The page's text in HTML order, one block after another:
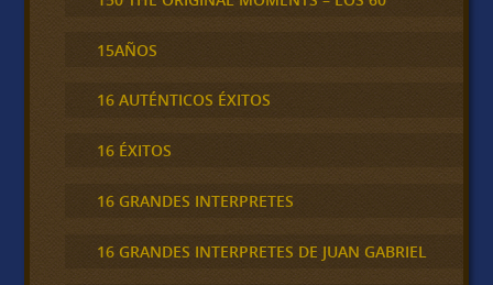
15AÑOS
16 AUTÉNTICOS ÉXITOS
16 ÉXITOS
16 GRANDES INTERPRETES
16 GRANDES INTERPRETES DE JUAN GABRIEL